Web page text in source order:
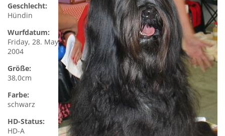
Geschlecht:
Hündin
Wurfdatum:
Friday, 28. May
2004
Größe:
38,0cm
Farbe:
schwarz
HD-Status:
HD-A